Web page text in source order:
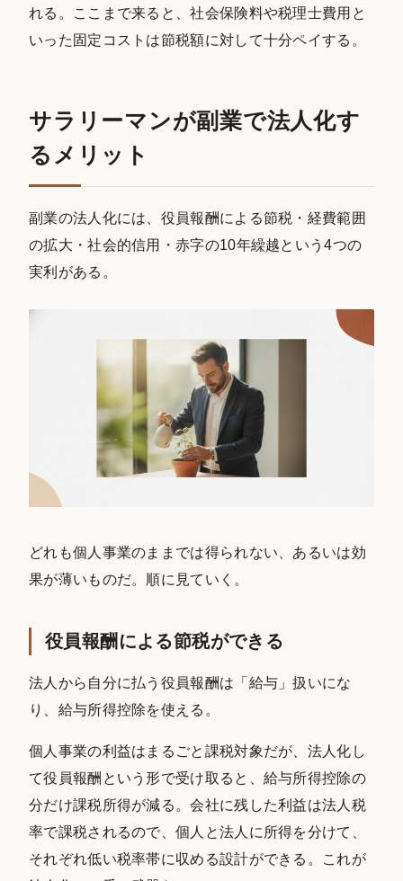
れる。ここまで来ると、社会保険料や税理士費用と
いった固定コストは節税額に対して十分ペイする。
サラリーマンが副業で法人化す
るメリット
副業の法人化には、役員報酬による節税・経費範囲
の拡大・社会的信用・赤字の10年繰越という4つの
実利がある。
どれも個人事業のままでは得られない、あるいは効
果が薄いものだ。順に見ていく。
役員報酬による節税ができる
法人から自分に払う役員報酬は「給与」扱いにな
り、給与所得控除を使える。
個人事業の利益はまるごと課税対象だが、法人化し
て役員報酬という形で受け取ると、給与所得控除の
分だけ課税所得が減る。会社に残した利益は法人税
率で課税されるので、個人と法人に所得を分けて、
それぞれ低い税率帯に収める設計ができる。これが